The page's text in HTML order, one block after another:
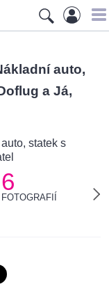
auto,
a Já,
6
FOTOGRAFIÍ